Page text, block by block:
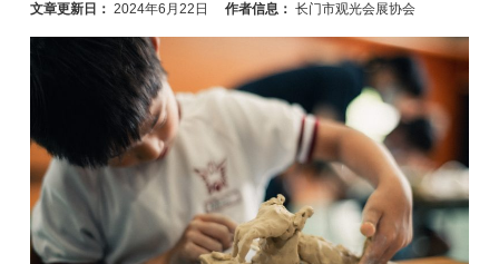
文章更新日： 2024年6月22日 作者信息： 长门市观光会展协会